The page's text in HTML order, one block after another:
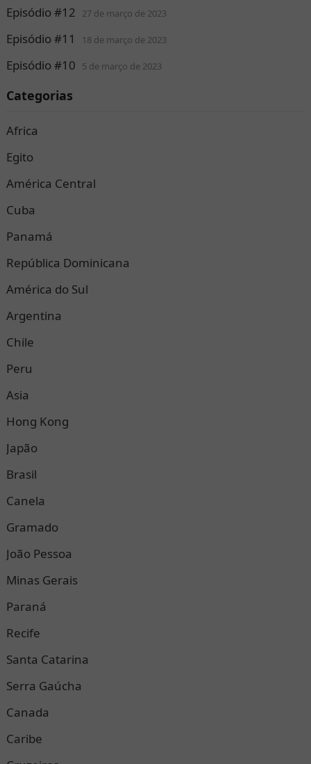
Episódio #12 27 de março de 2023
Episódio #11 18 de março de 2023
Episódio #10 5 de março de 2023
Categorias
Africa
Egito
América Central
Cuba
Panamá
República Dominicana
América do Sul
Argentina
Chile
Peru
Asia
Hong Kong
Japão
Brasil
Canela
Gramado
João Pessoa
Minas Gerais
Paraná
Recife
Santa Catarina
Serra Gaúcha
Canada
Caribe